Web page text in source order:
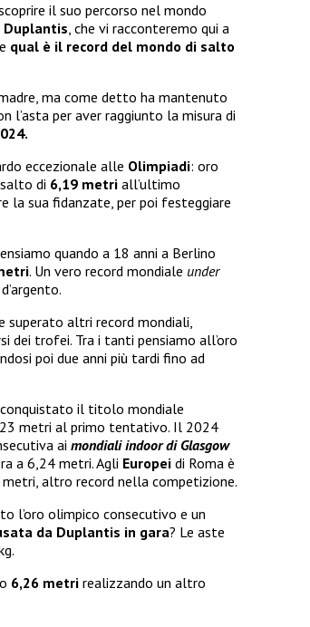
il suo percorso nel mondo
Duplantis, che vi racconteremo qui a
e qual è il record del mondo di salto
ma come detto ha mantenuto
l’asta per aver raggiunto la misura di
eccezionale alle Olimpiadi: oro
di 6,19 metri all’ultimo
la sua fidanzate, per poi festeggiare
quando a 18 anni a Berlino
. Un vero record mondiale under
superato altri record mondiali,
dei trofei. Tra i tanti pensiamo all’oro
poi due anni più tardi fino ad
conquistato il titolo mondiale
metri al primo tentativo. Il 2024
ai mondiali indoor di Glasgow
a 6,24 metri. Agli Europei di Roma è
altro record nella competizione.
l’oro olimpico consecutivo e un
da Duplantis in gara? Le aste
6,26 metri realizzando un altro